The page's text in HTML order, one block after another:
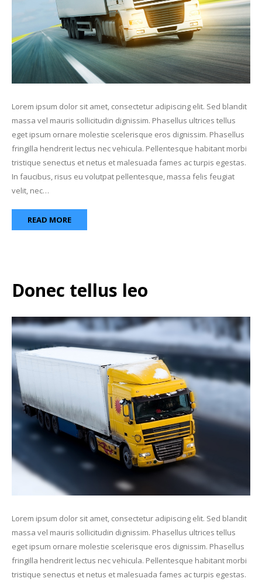
Lorem ipsum dolor sit amet, consectetur adipiscing elit. Sed blandit
massa vel mauris sollicitudin dignissim. Phasellus ultrices tellus
eget ipsum ornare molestie scelerisque eros dignissim. Phasellus
fringilla hendrerit lectus nec vehicula. Pellentesque habitant morbi
tristique senectus et netus et malesuada fames ac turpis egestas.
In faucibus, risus eu volutpat pellentesque, massa felis feugiat
velit, nec…
READ MORE
Donec tellus leo
Lorem ipsum dolor sit amet, consectetur adipiscing elit. Sed blandit
massa vel mauris sollicitudin dignissim. Phasellus ultrices tellus
eget ipsum ornare molestie scelerisque eros dignissim. Phasellus
fringilla hendrerit lectus nec vehicula. Pellentesque habitant morbi
tristique senectus et netus et malesuada fames ac turpis egestas.